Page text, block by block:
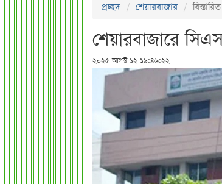
প্রচ্ছদ শেয়ারবাজার বিস্তারিত
শেয়ারবাজারে
২০২৫ আগস্ট ১২ ১৯:৪৬:২২